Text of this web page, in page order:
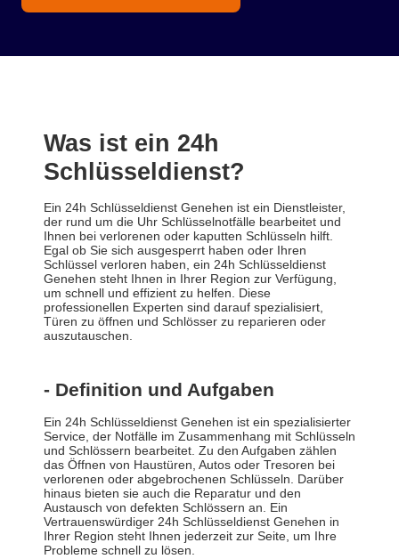
Was ist ein 24h
Schlüsseldienst?
Ein 24h Schlüsseldienst Genehen ist ein Dienstleister,
der rund um die Uhr Schlüsselnotfälle bearbeitet und
Ihnen bei verlorenen oder kaputten Schlüsseln hilft.
Egal ob Sie sich ausgesperrt haben oder Ihren
Schlüssel verloren haben, ein 24h Schlüsseldienst
Genehen steht Ihnen in Ihrer Region zur Verfügung,
um schnell und effizient zu helfen. Diese
professionellen Experten sind darauf spezialisiert,
Türen zu öffnen und Schlösser zu reparieren oder
auszutauschen.
- Definition und Aufgaben
Ein 24h Schlüsseldienst Genehen ist ein spezialisierter
Service, der Notfälle im Zusammenhang mit Schlüsseln
und Schlössern bearbeitet. Zu den Aufgaben zählen
das Öffnen von Haustüren, Autos oder Tresoren bei
verlorenen oder abgebrochenen Schlüsseln. Darüber
hinaus bieten sie auch die Reparatur und den
Austausch von defekten Schlössern an. Ein
Vertrauenswürdiger 24h Schlüsseldienst Genehen in
Ihrer Region steht Ihnen jederzeit zur Seite, um Ihre
Probleme schnell zu lösen.